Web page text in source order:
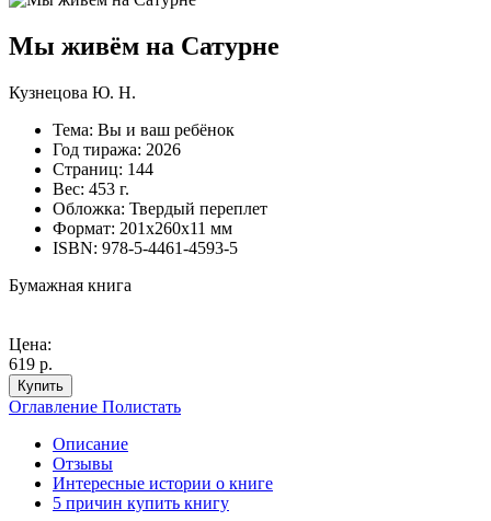
Мы живём на Сатурне
Кузнецова Ю. Н.
Тема: Вы и ваш ребёнок
Год тиража: 2026
Страниц: 144
Вес: 453 г.
Обложка: Твердый переплет
Формат: 201х260х11 мм
ISBN: 978-5-4461-4593-5
Бумажная книга
Цена:
619 р.
Купить
Оглавление Полистать
Описание
Отзывы
Интересные истории о книге
5 причин купить книгу